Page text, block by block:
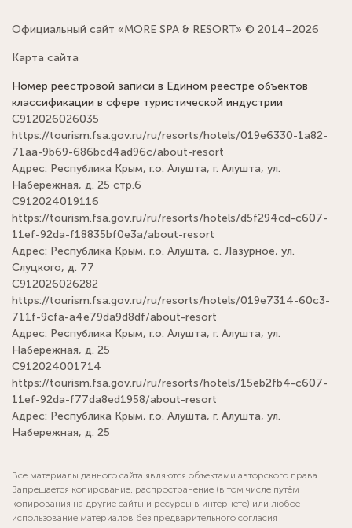
Официальный сайт «MORE SPA & RESORT» © 2014–2026
Карта сайта
Номер реестровой записи в Едином реестре объектов
классификации в сфере туристической индустрии
С912026026035
https://tourism.fsa.gov.ru/ru/resorts/hotels/019e6330-1a82-
71aa-9b69-686bcd4ad96c/about-resort
Адрес: Республика Крым, г.о. Алушта, г. Алушта, ул.
Набережная, д. 25 стр.6
С912024019116
https://tourism.fsa.gov.ru/ru/resorts/hotels/d5f294cd-c607-
11ef-92da-f18835bf0e3a/about-resort
Адрес: Республика Крым, г.о. Алушта, с. Лазурное, ул.
Слуцкого, д. 77
С912026026282
https://tourism.fsa.gov.ru/ru/resorts/hotels/019e7314-60c3-
711f-9cfa-a4e79da9d8df/about-resort
Адрес: Республика Крым, г.о. Алушта, г. Алушта, ул.
Набережная, д. 25
С912024001714
https://tourism.fsa.gov.ru/ru/resorts/hotels/15eb2fb4-c607-
11ef-92da-f77da8ed1958/about-resort
Адрес: Республика Крым, г.о. Алушта, г. Алушта, ул.
Набережная, д. 25
Все материалы данного сайта являются объектами авторского права.
Запрещается копирование, распространение (в том числе путём
копирования на другие сайты и ресурсы в интернете) или любое
использование материалов без предварительного согласия